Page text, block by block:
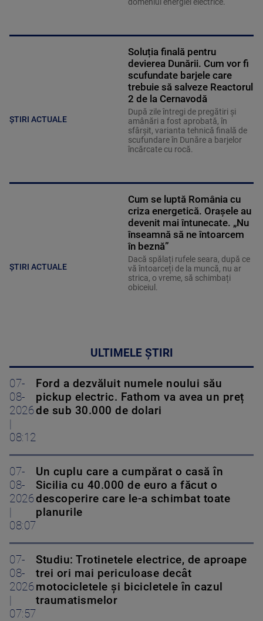
ȘTIRI ACTUALE
Soluția finală pentru
devierea Dunării. Cum vor fi
scufundate barjele care
trebuie să salveze Reactorul
2 de la Cernavodă
După zile întregi de pregătiri și
amânări a fost aprobată, în
sfârșit, varianta tehnică finală de
scufundare în Dunăre a barjelor
încărcate cu rocă.
ȘTIRI ACTUALE
Cum se luptă România cu
criza energetică. Orașele au
devenit mai întunecate. „Nu
înseamnă să ne întoarcem
în beznă”
Dacă spălați rufele seara, după ce
vă întoarceți de la muncă, nu ar
strica, o vreme, să schimbați
obiceiul.
ULTIMELE ȘTIRI
07-
08-
2026
08:12
Ford a dezvăluit numele noului său
pickup electric. Fathom va avea un preț
de sub 30.000 de dolari
07-
08-
2026
08:07
Un cuplu care a cumpărat o casă în
Sicilia cu 40.000 de euro a făcut o
descoperire care le-a schimbat toate
planurile
07-
08-
2026
07:57
Studiu: Trotinetele electrice, de aproape
trei ori mai periculoase decât
motocicletele și bicicletele în cazul
traumatismelor